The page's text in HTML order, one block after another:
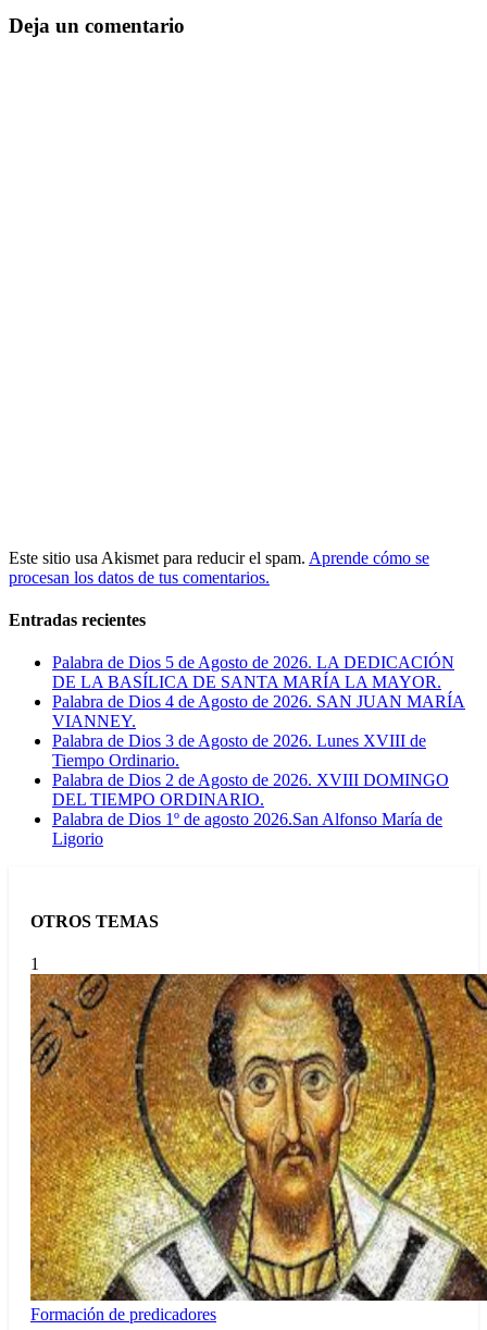
Deja un comentario
Este sitio usa Akismet para reducir el spam. Aprende cómo se
procesan los datos de tus comentarios.
Entradas recientes
Palabra de Dios 5 de Agosto de 2026. LA DEDICACIÓN
DE LA BASÍLICA DE SANTA MARÍA LA MAYOR.
Palabra de Dios 4 de Agosto de 2026. SAN JUAN MARÍA
VIANNEY.
Palabra de Dios 3 de Agosto de 2026. Lunes XVIII de
Tiempo Ordinario.
Palabra de Dios 2 de Agosto de 2026. XVIII DOMINGO
DEL TIEMPO ORDINARIO.
Palabra de Dios 1º de agosto 2026.San Alfonso María de
Ligorio
OTROS TEMAS
1
Formación de predicadores